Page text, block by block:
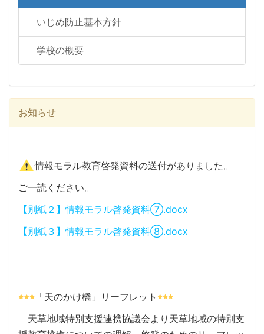
いじめ防止基本方針
学校の概要
お知らせ
情報モラル教育啓発資料の送付がありました。
ご一読ください。
【別紙２】情報モラル啓発資料⑦.docx
【別紙３】情報モラル啓発資料⑧.docx
「天のかけ橋」リーフレット
天草地域特別支援連携協議会より天草地域の特別支